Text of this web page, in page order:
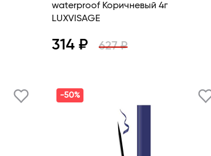
waterproof Коричневый 4г
LUXVISAGE
314 ₽ 627 ₽
-50%